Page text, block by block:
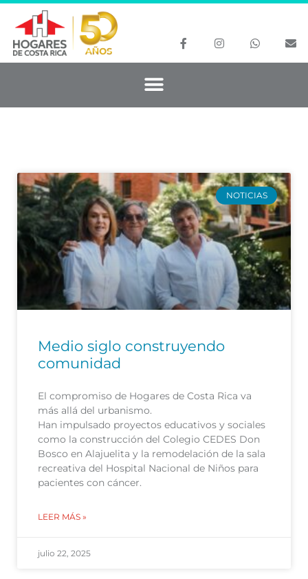
NOTICIAS
Medio siglo construyendo
comunidad
El compromiso de Hogares de Costa Rica va
más allá del urbanismo.
Han impulsado proyectos educativos y sociales
como la construcción del Colegio CEDES Don
Bosco en Alajuelita y la remodelación de la sala
recreativa del Hospital Nacional de Niños para
pacientes con cáncer.
LEER MÁS »
julio 22, 2025